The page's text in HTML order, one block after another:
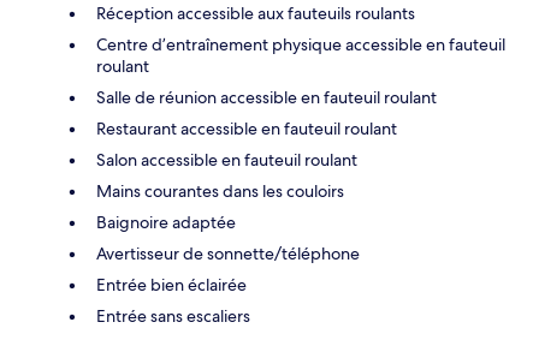
Réception accessible aux fauteuils roulants
Centre d’entraînement physique accessible en fauteuil
roulant
Salle de réunion accessible en fauteuil roulant
Restaurant accessible en fauteuil roulant
Salon accessible en fauteuil roulant
Mains courantes dans les couloirs
Baignoire adaptée
Avertisseur de sonnette/téléphone
Entrée bien éclairée
Entrée sans escaliers